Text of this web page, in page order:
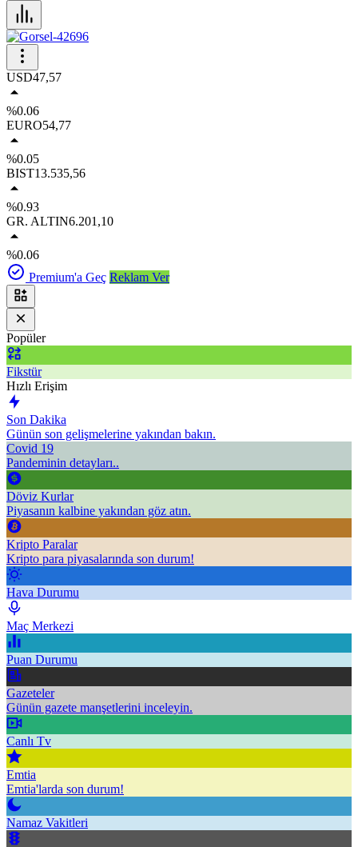
USD47,57
%0.06
EURO54,77
%0.05
BIST13.535,56
%0.93
GR. ALTIN6.201,10
%0.06
Premium'a Geç Reklam Ver
Popüler
Fikstür
Hızlı Erişim
Son Dakika
Günün son gelişmelerine yakından bakın.
Covid 19
Pandeminin detayları..
Döviz Kurlar
Piyasanın kalbine yakından göz atın.
Kripto Paralar
Kripto para piyasalarında son durum!
Hava Durumu
Maç Merkezi
Puan Durumu
Gazeteler
Günün gazete manşetlerini inceleyin.
Canlı Tv
Emtia
Emtia'larda son durum!
Namaz Vakitleri